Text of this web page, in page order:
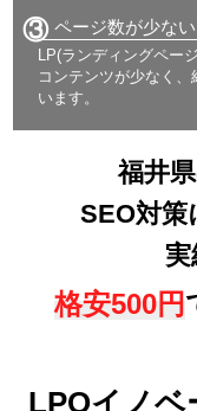
③ ページ数が少ない
LP(ランディングペー
コンテンツが少なく
います。
福井
SEO対策
実
格安500円
LPOイノベ